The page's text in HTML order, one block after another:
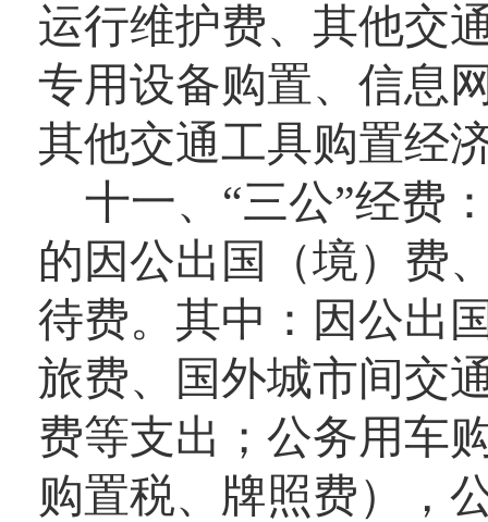
运行维护费、其他交
专用设备购置、信息
其他交通工具购置经
十一、“三公”经费
的因公出国（境）费
待费。其中：因公出
旅费、国外城市间交
费等支出；公务用车
购置税、牌照费），